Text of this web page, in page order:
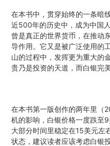
在本书中，贯穿始终的一条暗
近500年的历史中，成为中国
曾是真正的世界货币，在推动
导作用。它又是被广泛使用的
山的过程中，发挥更为重大的
贵乃是投资的天道，而白银完
在本书第一版创作的两年里（
机的影响，白银价格一度跌至
大部分时间里稳定在15美元左
状态，建议读者应该考虑白银